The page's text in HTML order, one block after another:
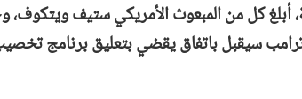
أبلغ كل من المبعوث الأمريكي ستيف ويتكوف،
سيقبل باتفاق يقضي بتعليق برنامج تخصيب